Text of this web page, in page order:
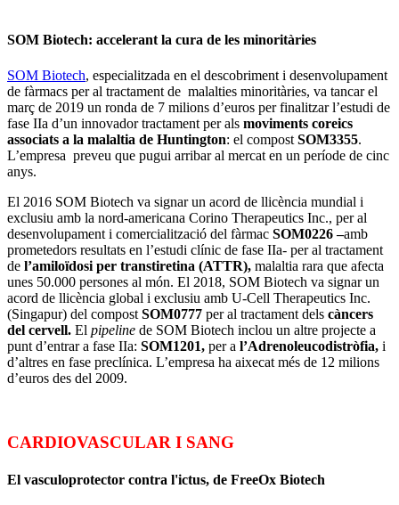
SOM Biotech: accelerant la cura de les minoritàries
SOM Biotech, especialitzada en el descobriment i desenvolupament
de fàrmacs per al tractament de malalties minoritàries, va tancar el
març de 2019 un ronda de 7 milions d’euros per finalitzar l’estudi de
fase IIa d’un innovador tractament per als moviments coreics
associats a la malaltia de Huntington: el compost SOM3355.
L’empresa preveu que pugui arribar al mercat en un període de cinc
anys.
El 2016 SOM Biotech va signar un acord de llicència mundial i
exclusiu amb la nord-americana Corino Therapeutics Inc., per al
desenvolupament i comercialització del fàrmac SOM0226 –amb
prometedors resultats en l’estudi clínic de fase IIa- per al tractament
de l’amiloïdosi per transtiretina (ATTR), malaltia rara que afecta
unes 50.000 persones al món. El 2018, SOM Biotech va signar un
acord de llicència global i exclusiu amb U-Cell Therapeutics Inc.
(Singapur) del compost SOM0777 per al tractament dels càncers
del cervell. El pipeline de SOM Biotech inclou un altre projecte a
punt d’entrar a fase IIa: SOM1201, per a l’Adrenoleucodistròfia, i
d’altres en fase preclínica. L’empresa ha aixecat més de 12 milions
d’euros des del 2009.
CARDIOVASCULAR I SANG
El vasculoprotector contra l'ictus, de FreeOx Biotech